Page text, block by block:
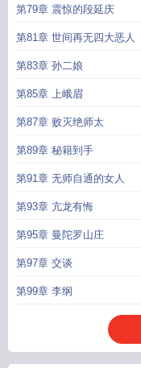
第79章 震惊的段延庆
第81章 世间再无四大恶人
第83章 孙二娘
第85章 上峨眉
第87章 败灭绝师太
第89章 秘籍到手
第91章 无师自通的女人
第93章 亢龙有悔
第95章 曼陀罗山庄
第97章 交谈
第99章 李纲